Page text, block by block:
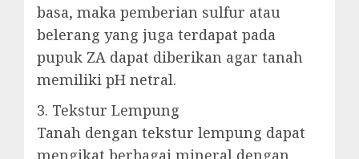
basa, maka pemberian sulfur atau
belerang yang juga terdapat pada
pupuk ZA dapat diberikan agar tanah
memiliki pH netral.
3. Tekstur Lempung
Tanah dengan tekstur lempung dapat
mengikat berbagai mineral dengan